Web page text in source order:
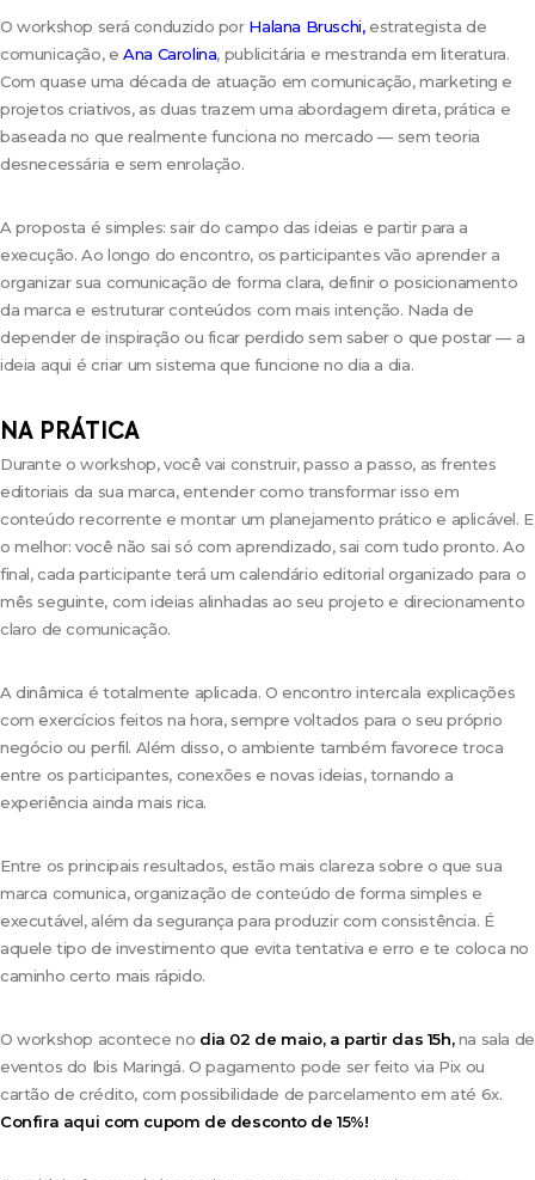
O workshop será conduzido por Halana Bruschi,estrategista de
comunicação, eAna Carolina, publicitária e mestranda em literatura.
Com quase uma década de atuação em comunicação, marketing e
projetos criativos, as duas trazem uma abordagem direta, prática e
baseada no que realmente funciona no mercado — sem teoria
desnecessária e sem enrolação.
A proposta é simples: sair do campo das ideias e partir para a
execução. Ao longo do encontro, os participantes vão aprender a
organizar sua comunicação de forma clara, definir o posicionamento
da marca e estruturar conteúdos com mais intenção. Nada de
depender de inspiração ou ficar perdido sem saber o que postar — a
ideia aqui é criar um sistema que funcione no dia a dia.
NA PRÁTICA
Durante o workshop, você vai construir, passo a passo, as frentes
editoriais da sua marca, entender como transformar isso em
conteúdo recorrente e montar um planejamento prático e aplicável. E
o melhor: você não sai só com aprendizado, sai com tudo pronto. Ao
final, cada participante terá um calendário editorial organizado para o
mês seguinte, com ideias alinhadas ao seu projeto e direcionamento
claro de comunicação.
A dinâmica é totalmente aplicada. O encontro intercala explicações
com exercícios feitos na hora, sempre voltados para o seu próprio
negócio ou perfil. Além disso, o ambiente também favorece troca
entre os participantes, conexões e novas ideias, tornando a
experiência ainda mais rica.
Entre os principais resultados, estão mais clareza sobre o que sua
marca comunica, organização de conteúdo de forma simples e
executável, além da segurança para produzir com consistência. É
aquele tipo de investimento que evita tentativa e erro e te coloca no
caminho certo mais rápido.
O workshop acontece no dia 02 de maio, a partir das 15h,na sala de
eventos do Ibis Maringá. O pagamento pode ser feito via Pix ou
cartão de crédito, com possibilidade de parcelamento em até 6x.
Confira aqui com cupom de desconto de 15%!